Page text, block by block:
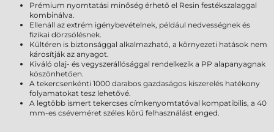
Prémium nyomtatási minőség érhető el Resin festékszalaggal
kombinálva.
Ellenáll az extrém igénybevételnek, például nedvességnek és
fizikai dörzsölésnek.
Kültéren is biztonsággal alkalmazható, a környezeti hatások nem
károsítják az anyagot.
Kiváló olaj- és vegyszerállósággal rendelkezik a PP alapanyagnak
köszönhetően.
A tekercsenkénti 1000 darabos gazdaságos kiszerelés hatékony
folyamatokat tesz lehetővé.
A legtöbb ismert tekercses címkenyomtatóval kompatibilis, a 40
mm-es cséveméret széles körű felhasználást enged.